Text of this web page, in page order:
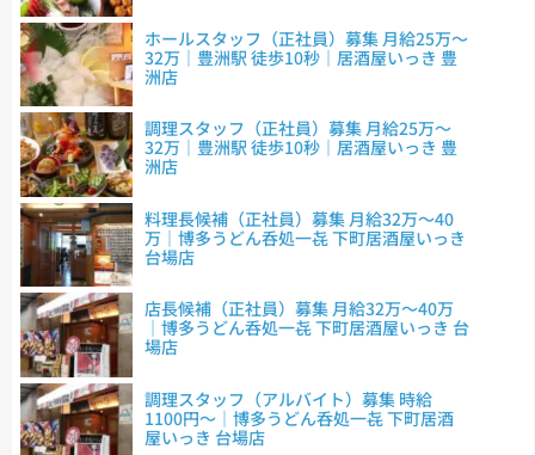
ホールスタッフ（正社員）募集 月給25万～
32万｜豊洲駅 徒歩10秒｜居酒屋いっき 豊
洲店
調理スタッフ（正社員）募集 月給25万～
32万｜豊洲駅 徒歩10秒｜居酒屋いっき 豊
洲店
料理長候補（正社員）募集 月給32万～40
万｜博多うどん呑処一㐂 下町居酒屋いっき
台場店
店長候補（正社員）募集 月給32万～40万
｜博多うどん呑処一㐂 下町居酒屋いっき 台
場店
調理スタッフ（アルバイト）募集 時給
1100円～｜博多うどん呑処一㐂 下町居酒
屋いっき 台場店